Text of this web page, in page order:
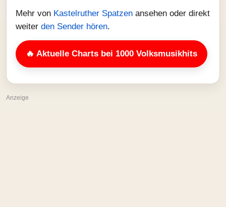
Mehr von Kastelruther Spatzen ansehen oder direkt
weiter den Sender hören.
🔥 Aktuelle Charts bei 1000 Volksmusikhits
Anzeige